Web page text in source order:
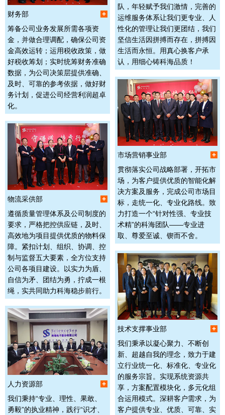
财务部
+
筹备公司业务发展所需各项资
金，并做合理调配，确保公司资
金高效运转；运用税收政策，做
好税收筹划；实时统筹财务准确
数据，为公司决策层提供准确、
及时、可靠的参考依据，做好财
务计划，促进公司经营利润超卓
化。
物流采供部
+
遵循质量管理体系及公司制度的
要求，严格把控供应链，及时、
高效地为项目提供优质的物料保
障。紧扣计划、组织、协调、控
制与监督五大要素，全方位支持
公司各项目建设。以实力为盾、
自信为矛、团结为勇，拧成一根
绳，实共同助力科海稳步前行。
人力资源部
+
我们秉持“专业、理性、果敢、
勇毅”的执业精神，践行“识才、
队，年轻赋予我们激情，完善的
运维服务体系让我们更专业、人
性化的管理让我们更团结，我们
坚信生活因拼搏而存在，拼搏因
生活而永恒。用真心换客户承
认，用细心铸科海品质！
市场营销事业部
+
贯彻落实公司战略部署，开拓市
场，为客户提供优质的智能化解
决方案及服务，完成公司市场目
标，走统一化、专业化路线。致
力打造一个“针对性强、专业技
术精”的科海团队——专业进
取、尊爱至诚、锲而不舍。
技术支撑事业部
+
我们秉承以凝心聚力、不断创
新、超越自我的理念，致力于建
立行业统一化、标准化、专业化
的服务宗旨。实现系统资源共
享，方案配置模块化，多元化组
合运用模式。深耕客户需求，为
客户提供专业、优质、可靠、实